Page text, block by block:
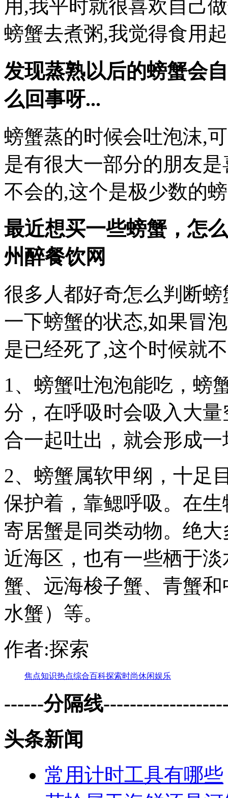
用,我平时就很喜欢自己
螃蟹去煮粥,我觉得食用
发现蒸熟以后的螃蟹会
么回事呀...
螃蟹蒸的时候会吐泡沫,
是有很大一部分的朋友
不会的,这个是极少数的
最近想买一些螃蟹，怎
州醉餐饮网
很多人都好奇怎么判断
一下螃蟹的状态,如果冒
是已经死了,这个时候就
1、螃蟹吐泡泡能吃，螃
分，在呼吸时会吸入大
合一起吐出，就会形成
2、螃蟹属软甲纲，十足
保护着，靠鳃呼吸。在
寄居蟹是同类动物。绝
近海区，也有一些栖于
蟹、远海梭子蟹、青蟹
水蟹）等。
作者:探索
焦点知识热点综合百科探索时尚休闲娱乐
------分隔线
头条新闻
常用计时工具有哪些